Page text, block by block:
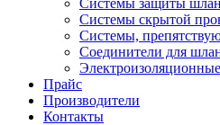
Системы защиты
Системы скрытой
Системы,
Соединители для
Прайс
Производители
Контакты